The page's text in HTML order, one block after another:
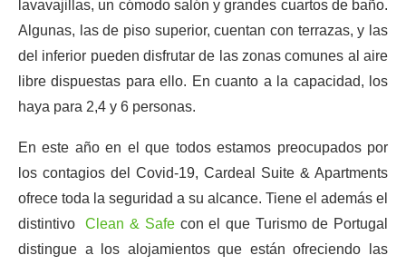
lavavajillas, un cómodo salón y grandes cuartos de baño.
Algunas, las de piso superior, cuentan con terrazas, y las
del inferior pueden disfrutar de las zonas comunes al aire
libre dispuestas para ello. En cuanto a la capacidad, los
haya para 2,4 y 6 personas.
En este año en el que todos estamos preocupados por
los contagios del Covid-19, Cardeal Suite & Apartments
ofrece toda la seguridad a su alcance. Tiene el además el
distintivoClean & Safecon el que Turismo de Portugal
distingue a los alojamientos que están ofreciendo las